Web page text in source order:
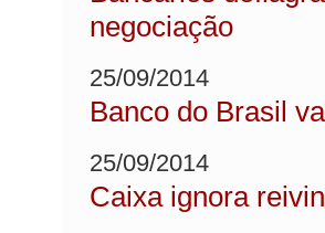
negociação
25/09/2014
Banco do Brasil
25/09/2014
Caixa ignora